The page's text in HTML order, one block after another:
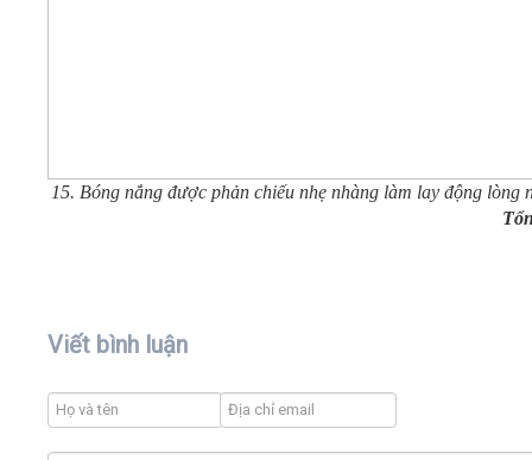
15. Bóng nắng được phản chiếu nhẹ nhàng làm lay động lòng
Viết bình luận